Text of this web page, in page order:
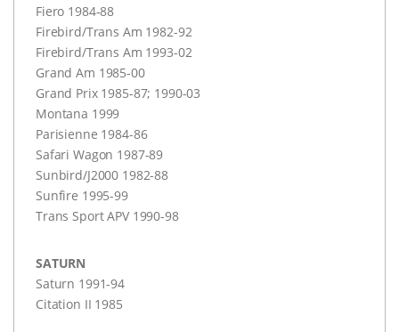
Fiero 1984-88
Firebird/Trans Am 1982-92
Firebird/Trans Am 1993-02
Grand Am 1985-00
Grand Prix 1985-87; 1990-03
Montana 1999
Parisienne 1984-86
Safari Wagon 1987-89
Sunbird/J2000 1982-88
Sunfire 1995-99
Trans SportAPV1990-98
SATURN
Saturn 1991-94
Citation II 1985